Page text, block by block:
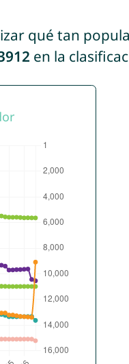
qué tan
en la